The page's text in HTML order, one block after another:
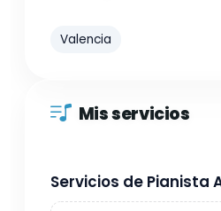
Valencia
Mis servicios
Servicios de Pianista